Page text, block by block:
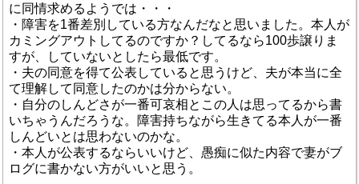
に同情求めるようでは・・・
・障害を1番差別している方なんだなと思いました。本人が
カミングアウトしてるのですか？してるなら100歩譲りま
すが、していないとしたら最低です。
・夫の同意を得て公表していると思うけど、夫が本当に全
て理解して同意したのかは分からない。
・自分のしんどさが一番可哀相とこの人は思ってるから書
いちゃうんだろうな。障害持ちながら生きてる本人が一番
しんどいとは思わないのかな。
・本人が公表するならいいけど、愚痴に似た内容で妻がブ
ログに書かない方がいいと思う。